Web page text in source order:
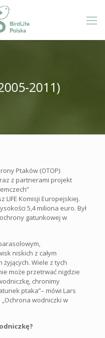
2011)
Ptaków (OTOP)
z partnerami projekt
Komisji Europejskiej.
5,4 miliona euro. Był
gatunkowej w
niskich z całym
żyjących. Wiele z tych
może przetrwać nigdzie
chronimy
ptaka”– mówi Lars
wodniczki w